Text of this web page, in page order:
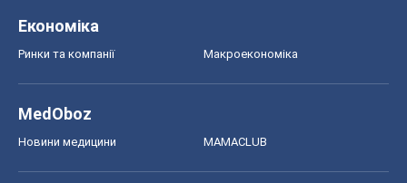
Економіка
Ринки та компанії Макроекономіка
MedOboz
Новини медицини MAMACLUB